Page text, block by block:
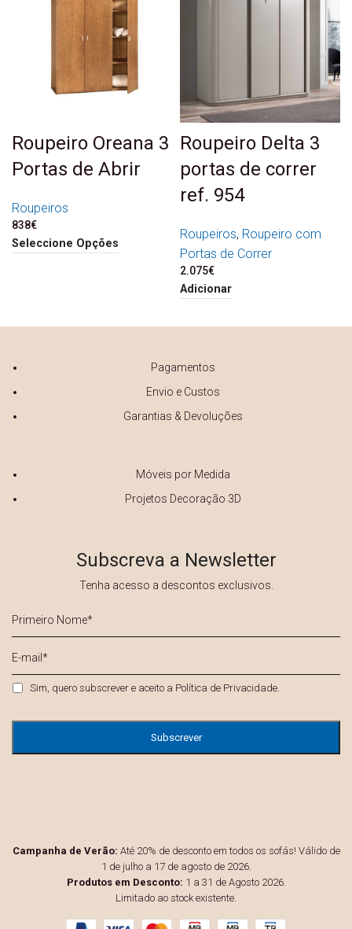
Roupeiro Oreana 3
Portas de Abrir
Roupeiros
838€
Seleccione Opções
Roupeiro Delta 3
portas de correr
ref. 954
Roupeiros, Roupeiro com
Portas de Correr
2.075€
Adicionar
Pagamentos
Envio e Custos
Garantias & Devoluções
Móveis por Medida
Projetos Decoração 3D
Subscreva a Newsletter
Tenha acesso a descontos exclusivos.
Nome
*
mail
Privacidade *
Sim, quero subscrever e aceito a Política de Privacidade
Campanha de Verão: Até 20% de desconto em todos os sofás! Válido de
1 de julho a 17 de agosto de 2026.
Produtos em Desconto: 1 a 31 de Agosto 2026.
Limitado ao stock existente.